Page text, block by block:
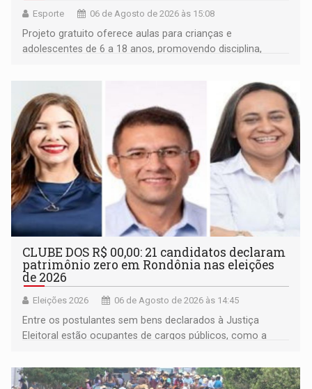
Esporte 06 de Agosto de 2026 às 15:08
Projeto gratuito oferece aulas para crianças e
adolescentes de 6 a 18 anos, promovendo disciplina,
CLUBE DOS R$ 00,00: 21 candidatos declaram
patrimônio zero em Rondônia nas eleições
de 2026
Eleições 2026 06 de Agosto de 2026 às 14:45
Entre os postulantes sem bens declarados à Justiça
Eleitoral estão ocupantes de cargos públicos, como a
Pedro Geovar (PP) e a vice-prefeita Magna dos Anjos
(NOVO)